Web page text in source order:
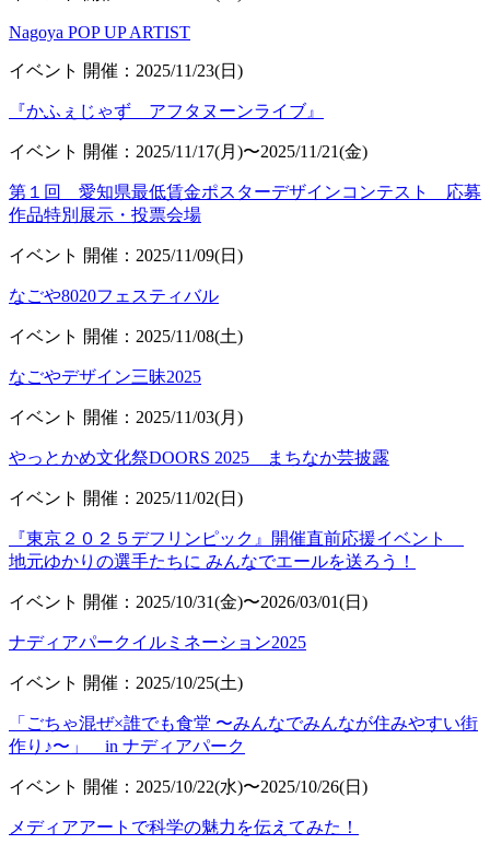
Nagoya POP UP ARTIST
イベント 開催：2025/11/23(日)
『かふぇじゃず アフタヌーンライブ』
イベント 開催：2025/11/17(月)〜2025/11/21(金)
第１回 愛知県最低賃金ポスターデザインコンテスト 応募
作品特別展示・投票会場
イベント 開催：2025/11/09(日)
なごや8020フェスティバル
イベント 開催：2025/11/08(土)
なごやデザイン三昧2025
イベント 開催：2025/11/03(月)
やっとかめ文化祭DOORS 2025 まちなか芸披露
イベント 開催：2025/11/02(日)
『東京２０２５デフリンピック』開催直前応援イベント
地元ゆかりの選手たちに みんなでエールを送ろう！
イベント 開催：2025/10/31(金)〜2026/03/01(日)
ナディアパークイルミネーション2025
イベント 開催：2025/10/25(土)
「ごちゃ混ぜ×誰でも食堂 〜みんなでみんなが住みやすい街
作り♪〜」 in ナディアパーク
イベント 開催：2025/10/22(水)〜2025/10/26(日)
メディアアートで科学の魅力を伝えてみた！